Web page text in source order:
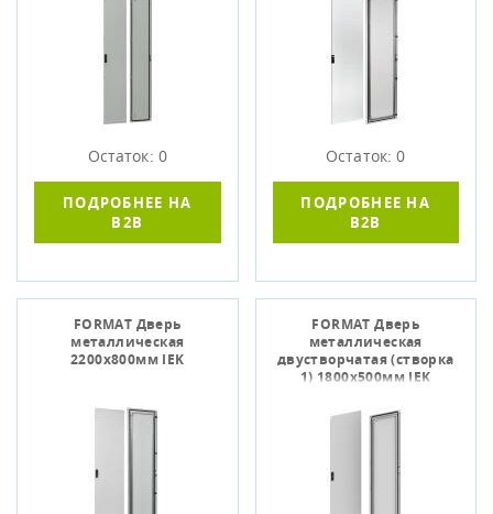
Остаток: 0
ПОДРОБНЕЕ НА
B2B
Остаток: 0
ПОДРОБНЕЕ НА
B2B
FORMAT Дверь
металлическая
2200х800мм IEK
FORMAT Дверь
металлическая
двустворчатая (створка
1) 1800х500мм IEK